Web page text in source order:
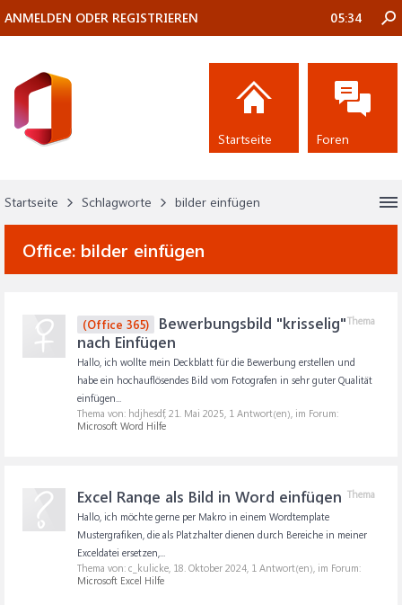
Startseite Schlagworte bilder einfügen
Office: bilder einfügen
Thema
(Office 365)
Bewerbungsbild "krisselig"
nach Einfügen
Hallo, ich wollte mein Deckblatt für die Bewerbung erstellen und
habe ein hochauflösendes Bild vom Fotografen in sehr guter Qualität
einfügen...
Thema von: hdjhesdf, 21. Mai 2025, 1 Antwort(en), im Forum:
Microsoft Word Hilfe
Thema
Excel Range als Bild in Word einfügen
Hallo, ich möchte gerne per Makro in einem Wordtemplate
Mustergrafiken, die als Platzhalter dienen durch Bereiche in meiner
Exceldatei ersetzen,...
Thema von: c_kulicke, 18. Oktober 2024, 1 Antwort(en), im Forum:
Microsoft Excel Hilfe
ANMELDEN ODER REGISTRIEREN 05:34
Startseite Foren